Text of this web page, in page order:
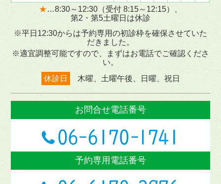
★…8:30～12:30（受付 8:15～12:15）、
第2・第5土曜日は休診
※平日12:30からは予約専用の初診枠を確保させていた
だきました。
※適宜調整可能ですので、まずはお電話でご確認くださ
い。
休診日
木曜、土曜午後、日曜、祝日
お問合せ電話番号
予約専用電話番号